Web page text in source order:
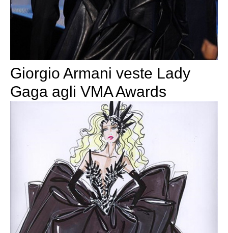
Giorgio Armani veste Lady
Gaga agli VMA Awards